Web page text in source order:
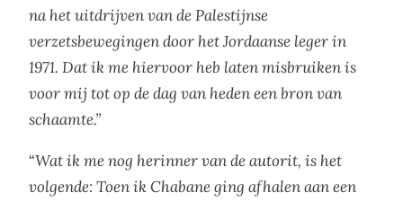
na het uitdrijven van de Palestijnse
verzetsbewegingen door het Jordaanse leger in
1971. Dat ik me hiervoor heb laten misbruiken is
voor mij tot op de dag van heden een bron van
schaamte.”
“Wat ik me nog herinner van de autorit, is het
volgende: Toen ik Chabane ging afhalen aan een